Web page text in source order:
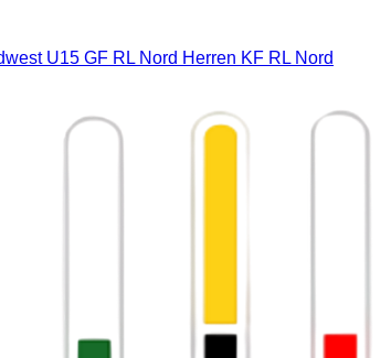
U15 GF RL Nord Herren KF RL Nord